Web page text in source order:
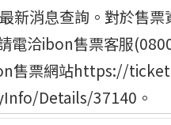
新消息查詢。對於售票
電洽ibon售票客服
售票網站https://
Details/37140。